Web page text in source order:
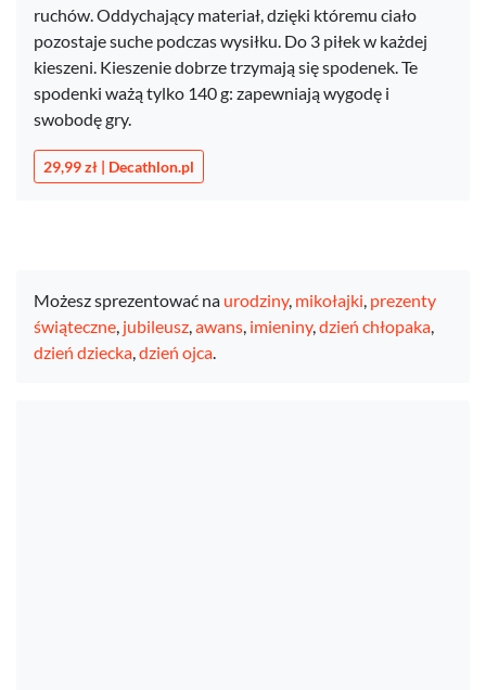
ruchów. Oddychający materiał, dzięki któremu ciało
pozostaje suche podczas wysiłku. Do 3 piłek w każdej
kieszeni. Kieszenie dobrze trzymają się spodenek. Te
spodenki ważą tylko 140 g: zapewniają wygodę i
swobodę gry.
29,99 zł | Decathlon.pl
Możesz sprezentować na urodziny, mikołajki, prezenty
świąteczne, jubileusz,awans, imieniny,dzień chłopaka,
dzień dziecka,dzień ojca.